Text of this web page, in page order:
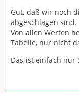
Gut, daß wir noch
abgeschlagen sind.
Von allen Werten
Tabelle, nur nicht
Das ist einfach nur